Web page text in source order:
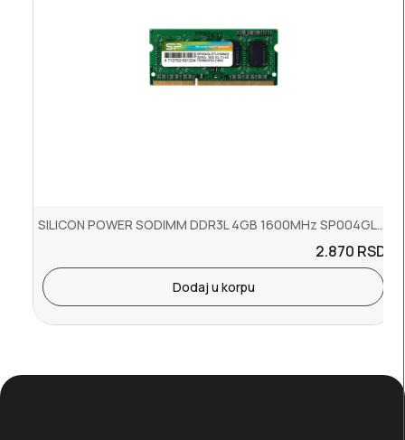
SILICON POWER SODIMM DDR3L 4GB 1600MHz SP004GLSTU160N02
2.870 RSD.
Dodaj u korpu